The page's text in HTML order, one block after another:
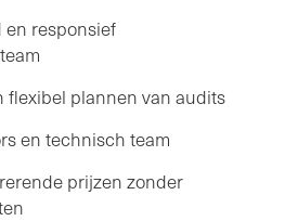
en responsief
flexibel plannen van audits
en technisch team
prijzen zonder